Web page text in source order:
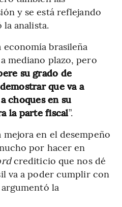
y se está reflejando
analista.
economía brasileña
mediano plazo, pero
su grado de
que va a
choques en su
la parte fiscal”.
mejora en el desempeño
por hacer en
crediticio que nos dé
va a poder cumplir con
argumentó la